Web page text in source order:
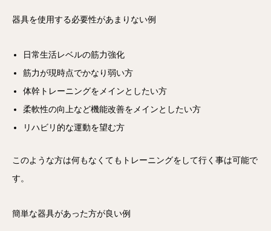
器具を使用する必要性があまりない例
日常生活レベルの筋力強化
筋力が現時点でかなり弱い方
体幹トレーニングをメインとしたい方
柔軟性の向上など機能改善をメインとしたい方
リハビリ的な運動を望む方
このような方は何もなくてもトレーニングをして行く事は可能で
す。
簡単な器具があった方が良い例